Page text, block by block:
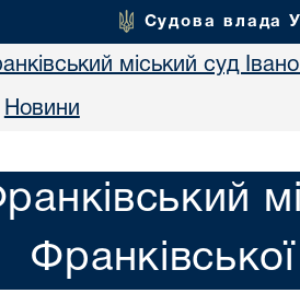
Судова влада
міський суд
Новини